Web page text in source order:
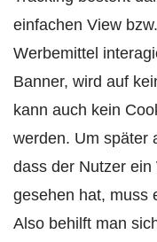
einfachen View
Werbemittel
Banner, wird auf
kann auch kein
werden. Um später
dass der Nutzer
gesehen hat, muss
Also behilft man